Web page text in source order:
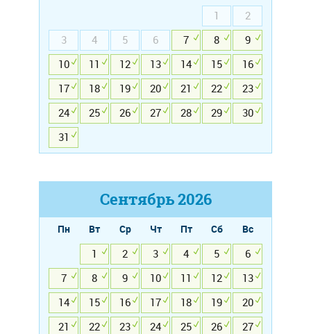
1
2
3
4 5 6 7 8
9
10
11 12 13 14 15
16
17
18 19 20 21 22
23
24
25 26 27 28 29
30
31
Сентябрь2026
Пн Вт Ср Чт Пт Сб
Вс
1
2 3 4 5
6
7
8 9 10 11 12
13
14
15 16 17 18 19
20
21
22 23 24 25 26
27